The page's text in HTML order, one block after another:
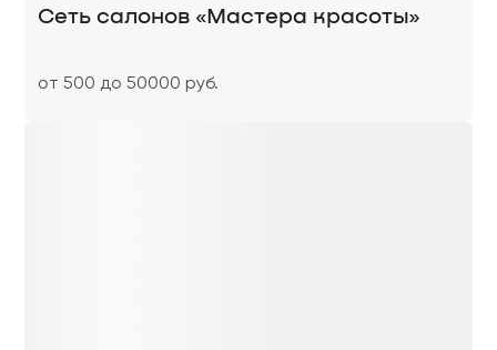
Сеть салонов «Мастера красоты»
от 500 до 50000 руб.